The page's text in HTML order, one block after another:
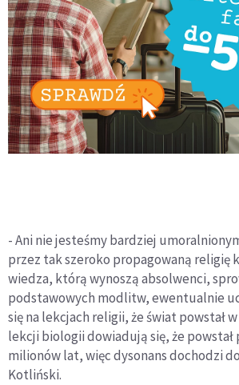
- Ani nie jesteśmy bardziej
przez tak szeroko propagowaną religię
wiedza, którą wynoszą absolwenci,
podstawowych modlitw, ewentualnie
się na lekcjach religii, że świat powstał
lekcji biologii dowiadują się, że powstał
milionów lat, więc dysonans dochodzi
Kotliński.